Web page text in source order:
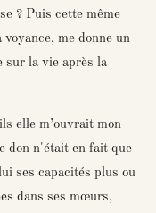
? Puis cette même
me donne un
sur la vie après la
elle m’ouvrait mon
don n'était en fait que
ses capacités plus ou
dans ses mœurs,